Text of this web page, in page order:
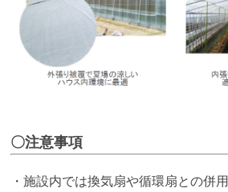
〇注意事項
・施設内では換気扇や循環扇との併